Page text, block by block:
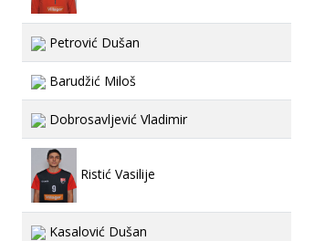
Petrović Dušan
Barudžić Miloš
Dobrosavljević Vladimir
Ristić Vasilije
Kasalović Dušan